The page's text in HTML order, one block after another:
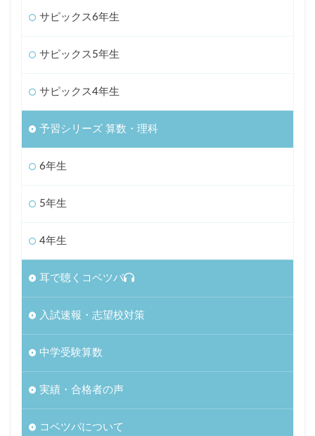
サピックス6年生
サピックス5年生
サピックス4年生
予習シリーズ 算数・理科
6年生
5年生
4年生
耳で聴くコベツバ
入試速報・志望校対策
中学受験算数
実績・合格者の声
コベツバについて